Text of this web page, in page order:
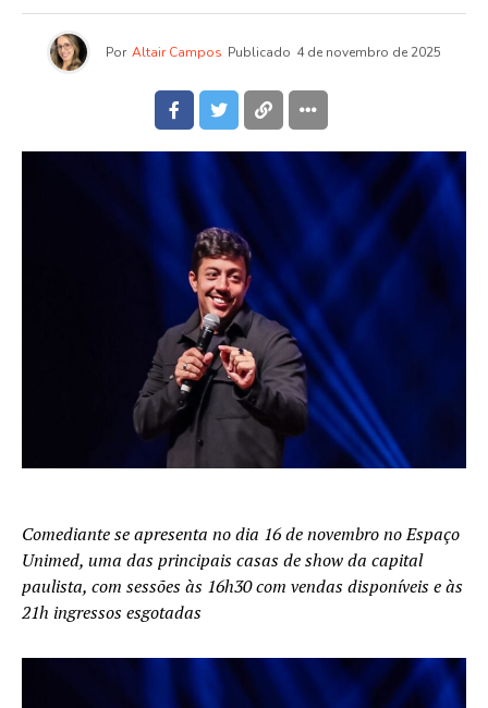
Por Altair Campos Publicado 4 de novembro de 2025
Comediante se apresenta no dia 16 de novembro no Espaço
Unimed, uma das principais casas de show da capital
paulista, com sessões às 16h30 com vendas disponíveis e às
21h ingressos esgotadas